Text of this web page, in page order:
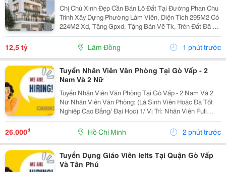
Chị Chủ Xinh Đẹp Cần Bán Lô Đất Tại Đường Phan Chu
Trinh Xây Dựng Phường Lâm Viên, Diện Tích 295M2 Có
224M2 Xd, Tặng Gpxd, Tặng Bản Vẽ Tk, Trên Đất Đã Ép
Cọc Giá 12.5Ty Liên Hệ 0917786186
12,5 tỷ Lâm Đồng 1 phút trước
Tuyển Nhân Viên Văn Phòng Tại Gò Vấp - 2
Nam Và 2 Nữ
Tuyển Nhân Viên Văn Phòng Tại Gò Vấp - 2 Nam Và 2
Nữ Nhân Viên Văn Phòng: (Là Sinh Viên Hoặc Đã Tốt
Nghiệp Cao Đẳng/ Đại Học) 1/ Vị Trí: Nhân Viên Full
Time (2 Nam 2 Nữ) Ca Làm: 13:00 Đến 21:00 (1 Tháng
Được Nghỉ Phép 1 Ngày, Và Hưởng Các Ngày...
26.000₫ Hồ Chí Minh 2 phút trước
Tuyển Dụng Giáo Viên Ielts Tại Quận Gò Vấp
Và Tân Phú